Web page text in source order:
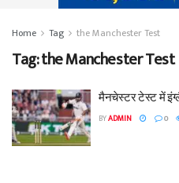
Home Tag the Manchester Test
Tag:the Manchester Test
मैनचेस्टर टेस्ट में
BYADMIN 0